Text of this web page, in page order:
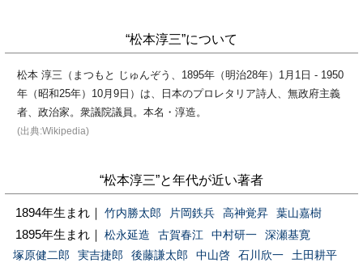
“松本淳三”について
松本 淳三（まつもと じゅんぞう、1895年（明治28年）1月1日 - 1950
年（昭和25年）10月9日）は、日本のプロレタリア詩人、無政府主義
者、政治家。衆議院議員。本名・淳造。
(出典:Wikipedia)
“松本淳三”と年代が近い著者
1894年生まれ｜ 竹内勝太郎 片岡鉄兵 高神覚昇 葉山嘉樹
1895年生まれ｜ 松永延造 古賀春江 中村研一
深瀬基寛
塚原健二郎
実吉捷郎 後藤謙太郎 中山啓 石川欣一
土田耕平